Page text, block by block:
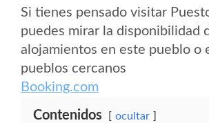
Si tienes pensado visitar
puedes mirar la disponibilidad
alojamientos en este pueblo o
pueblos cercanos
Booking.com
Contenidos ocultar